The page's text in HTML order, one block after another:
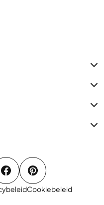
Cookiebeleid